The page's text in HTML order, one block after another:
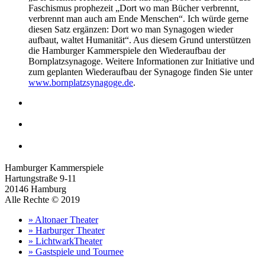
Faschismus prophezeit „Dort wo man Bücher verbrennt,
verbrennt man auch am Ende Menschen“. Ich würde gerne
diesen Satz ergänzen: Dort wo man Synagogen wieder
aufbaut, waltet Humanität“. Aus diesem Grund unterstützen
die Hamburger Kammerspiele den Wiederaufbau der
Bornplatzsynagoge. Weitere Informationen zur Initiative und
zum geplanten Wiederaufbau der Synagoge finden Sie unter
www.bornplatzsynagoge.de.
Hamburger Kammerspiele
Hartungstraße 9-11
20146 Hamburg
Alle Rechte © 2019
» Altonaer Theater
» Harburger Theater
» LichtwarkTheater
» Gastspiele und Tournee